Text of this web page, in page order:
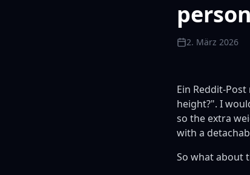
2. März 2026
Ein Reddit-
height?". I
so the extra
with a
So what about